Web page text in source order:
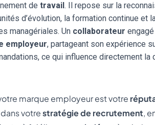
detravail. Il repose sur la
d’évolution, la formation continue et
managériales. Un collaborateur
employeur, partageant son expérience
ce qui influence directement
marque employeur est votre
votrestratégie de recrutement,